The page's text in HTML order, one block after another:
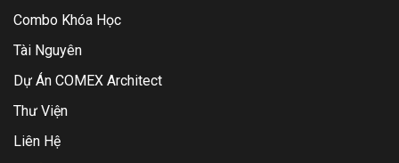
Combo Khóa Học
Tài Nguyên
Dự Án COMEX Architect
Thư Viện
Liên Hệ